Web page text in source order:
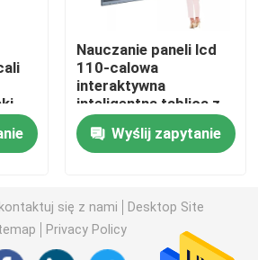
inteligentne
tablica
Nauczanie paneli lcd
110-calowa
interaktywna
inteligentna tablica z
certyfikatem ROHS
Wyślij zapytanie
się z nami
Desktop Site
Privacy Policy